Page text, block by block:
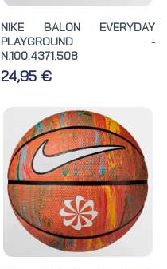
NIKE BALON EVERYDAY
PLAYGROUND -
N.100.4371.508
24,95 €